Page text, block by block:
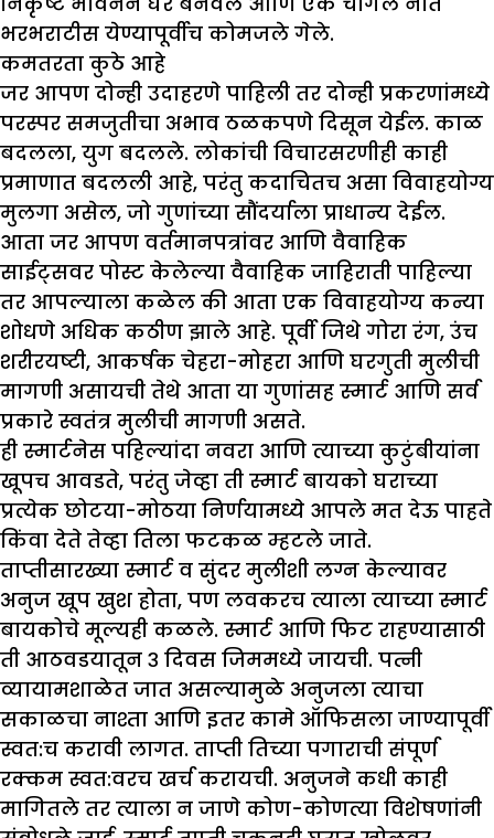
भरभराटीस येण्यापूर्वीच कोमजले गेले.
कमतरता कुठे आहे
जर आपण दोन्ही उदाहरणे पाहिली तर दोन्ही प्रकरणांमध्ये
परस्पर समजुतीचा अभाव ठळकपणे दिसून येईल. काळ
बदलला, युग बदलले. लोकांची विचारसरणीही काही
प्रमाणात बदलली आहे, परंतु कदाचितच असा विवाहयोग्य
मुलगा असेल, जो गुणांच्या सौंदर्याला प्राधान्य देईल.
आता जर आपण वर्तमानपत्रांवर आणि वैवाहिक
साईट्सवर पोस्ट केलेल्या वैवाहिक जाहिराती पाहिल्या
तर आपल्याला कळेल की आता एक विवाहयोग्य कन्या
शोधणे अधिक कठीण झाले आहे. पूर्वी जिथे गोरा रंग, उंच
शरीरयष्टी, आकर्षक चेहरा-मोहरा आणि घरगुती मुलीची
मागणी असायची तेथे आता या गुणांसह स्मार्ट आणि सर्व
प्रकारे स्वतंत्र मुलीची मागणी असते.
ही स्मार्टनेस पहिल्यांदा नवरा आणि त्याच्या कुटुंबीयांना
खूपच आवडते, परंतु जेव्हा ती स्मार्ट बायको घराच्या
प्रत्येक छोटया-मोठया निर्णयामध्ये आपले मत देऊ पाहते
किंवा देते तेव्हा तिला फटकळ म्हटले जाते.
ताप्तीसारख्या स्मार्ट व सुंदर मुलीशी लग्न केल्यावर
अनुज खूप खुश होता, पण लवकरच त्याला त्याच्या स्मार्ट
बायकोचे मूल्यही कळले. स्मार्ट आणि फिट राहण्यासाठी
ती आठवडयातून ३ दिवस जिममध्ये जायची. पत्नी
व्यायामशाळेत जात असल्यामुळे अनुजला त्याचा
सकाळचा नाश्ता आणि इतर कामे ऑफिसला जाण्यापूर्वी
स्वत:च करावी लागत. ताप्ती तिच्या पगाराची संपूर्ण
रक्कम स्वत:वरच खर्च करायची. अनुजने कधी काही
मागितले तर त्याला न जाणे कोण-कोणत्या विशेषणांनी